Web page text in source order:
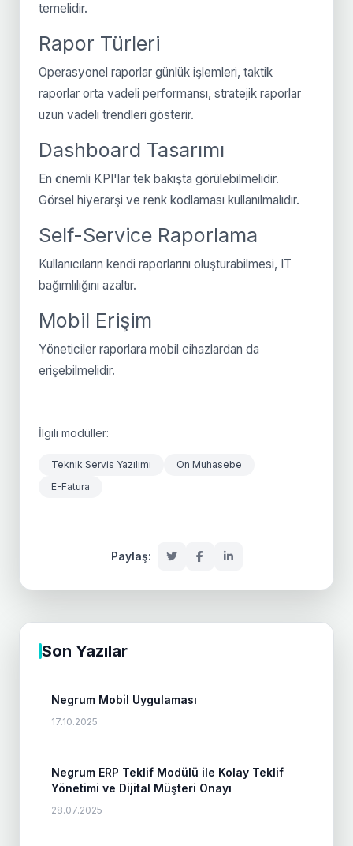
temelidir.
Rapor Türleri
Operasyonel raporlar günlük işlemleri, taktik
raporlar orta vadeli performansı, stratejik raporlar
uzun vadeli trendleri gösterir.
Dashboard Tasarımı
En önemli KPI'lar tek bakışta görülebilmelidir.
Görsel hiyerarşi ve renk kodlaması kullanılmalıdır.
Self-Service Raporlama
Kullanıcıların kendi raporlarını oluşturabilmesi, IT
bağımlılığını azaltır.
Mobil Erişim
Yöneticiler raporlara mobil cihazlardan da
erişebilmelidir.
İlgili modüller:
Teknik Servis Yazılımı
Ön Muhasebe
E-Fatura
Paylaş:
Son Yazılar
Negrum Mobil Uygulaması
17.10.2025
Negrum ERP Teklif Modülü ile Kolay Teklif
Yönetimi ve Dijital Müşteri Onayı
28.07.2025